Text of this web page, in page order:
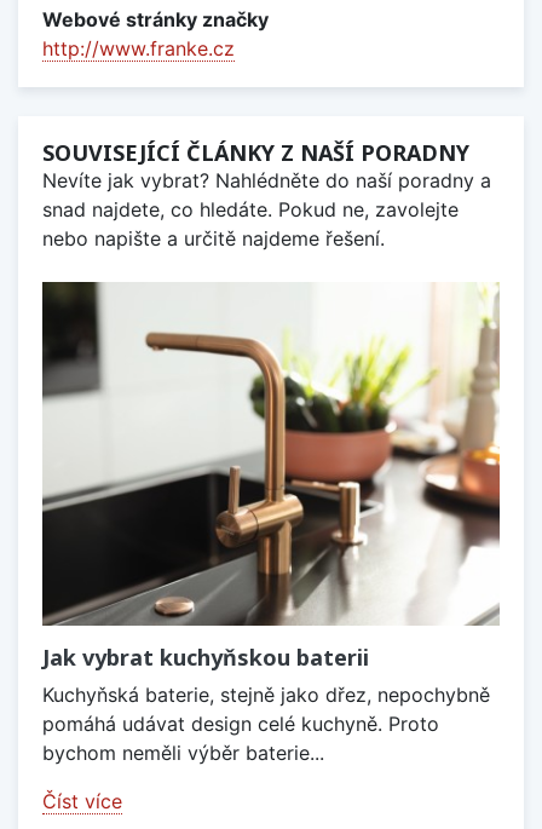
Webové stránky značky
http://www.franke.cz
SOUVISEJÍCÍ ČLÁNKY Z NAŠÍ PORADNY
Nevíte jak vybrat? Nahlédněte do naší poradny a
snad najdete, co hledáte. Pokud ne, zavolejte
nebo napište a určitě najdeme řešení.
Jak vybrat kuchyňskou baterii
Kuchyňská baterie, stejně jako dřez, nepochybně
pomáhá udávat design celé kuchyně. Proto
bychom neměli výběr baterie...
Číst více